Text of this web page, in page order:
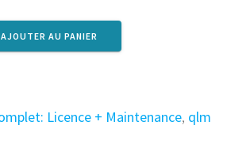
AJOUTER AU PANIER
Licence + Maintenance, qlm